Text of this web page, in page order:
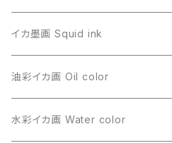
イカ墨画 Squid ink
油彩イカ画 Oil color
水彩イカ画 Water color